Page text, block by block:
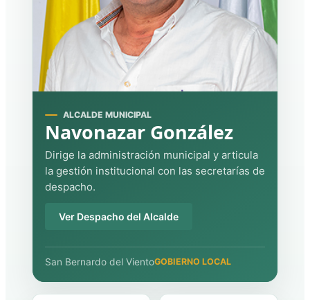
ALCALDE MUNICIPAL
Navonazar González
Dirige la administración municipal y articula
la gestión institucional con las secretarías de
despacho.
Ver Despacho del Alcalde
San Bernardo del VientoGOBIERNO LOCAL